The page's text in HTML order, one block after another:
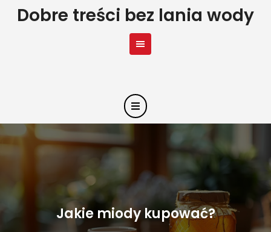
SkipDobre treści bez lania wody
Jakie miody kupować?